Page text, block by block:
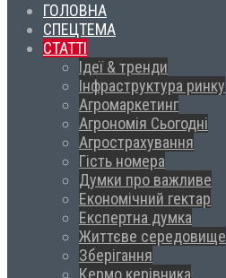
ГОЛОВНА
СПЕЦТЕМА
СТАТТІ
Ідеї & тренди
Інфраструктура ринку
Агромаркетинг
Агрономія Сьогодні
Агрострахування
Гість номера
Думки про важливе
Економічний гектар
Експертна думка
Життєве середовище
Зберігання
Кермо керівника